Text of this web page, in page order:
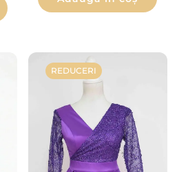
REDUCERI